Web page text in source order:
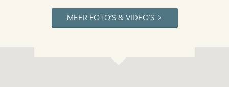
MEER FOTO'S & VIDEO'S